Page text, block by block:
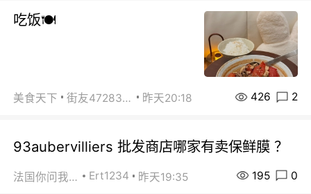
吃饭🍽️
美食天下 街友472838572 昨天20:18 426 2
93aubervilliers 批发商店哪家有卖保鲜膜 ？
法国你问我答 Ert1234 昨天19:35 195 0